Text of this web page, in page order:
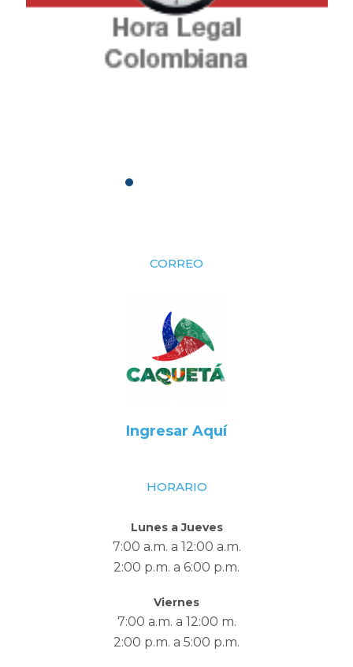
CORREO
Ingresar Aquí
HORARIO
Lunes a Jueves
7:00 a.m. a 12:00 a.m.
2:00 p.m. a 6:00 p.m.
Viernes
7:00 a.m. a 12:00 m.
2:00 p.m. a 5:00 p.m.